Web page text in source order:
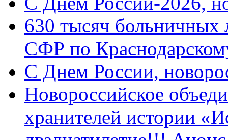
630 тысяч больничных
СФР по
C Днем России,
Новороссийское
хранителей истории